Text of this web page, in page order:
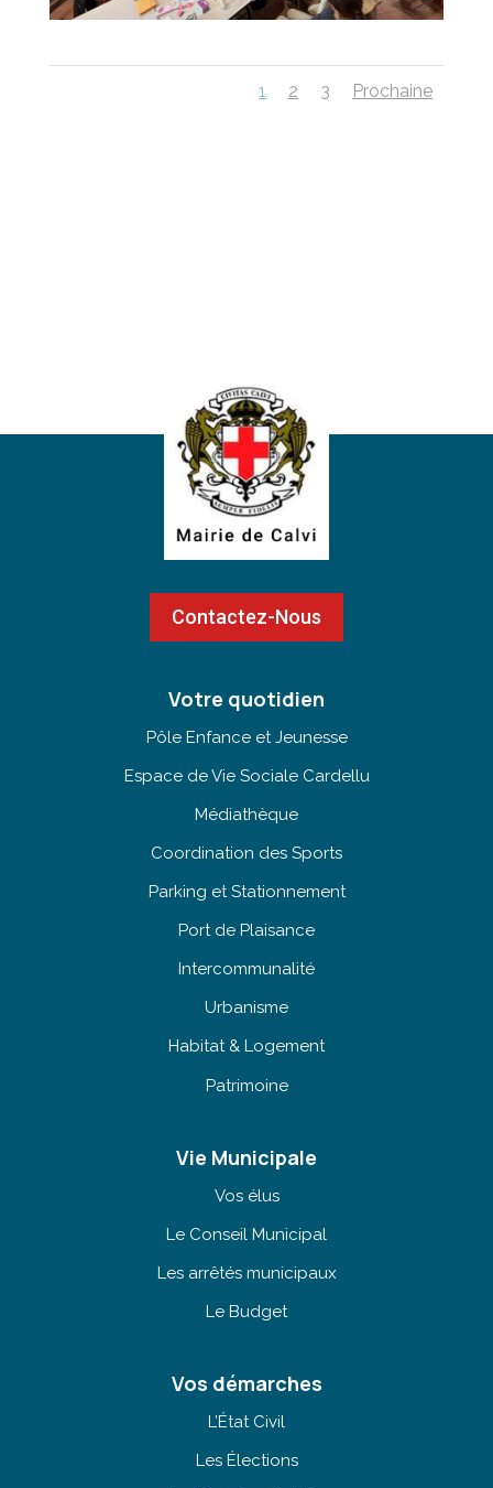
1 2 3 Prochaine
Contactez-Nous
Votre quotidien
Pôle Enfance et Jeunesse
Espace de Vie Sociale Cardellu
Médiathèque
Coordination des Sports
Parking et Stationnement
Port de Plaisance
Intercommunalité
Urbanisme
Habitat & Logement
Patrimoine
Vie Municipale
Vos élus
Le Conseil Municipal
Les arrêtés municipaux
Le Budget
Vos démarches
L’État Civil
Les Élections